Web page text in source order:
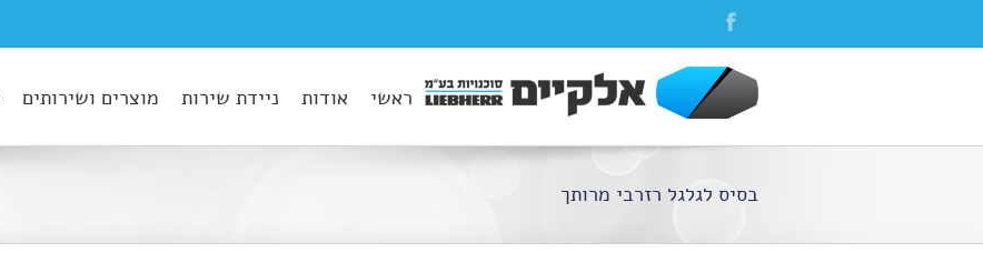
ראשי אודות ניידת שירות מוצרים ושירותים
בסיס לגלגל רזרבי מרותך